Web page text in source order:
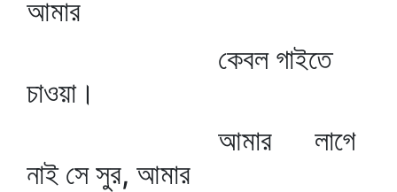
আমার
কেবল গাইতে
চাওয়া।
আমার লাগে
নাই সে সুর, আমার